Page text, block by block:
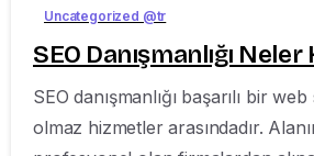
Uncategorized @tr
SEO Danışmanlığı Neler
SEO danışmanlığı başarılı bir
olmaz hizmetler arasındadır.